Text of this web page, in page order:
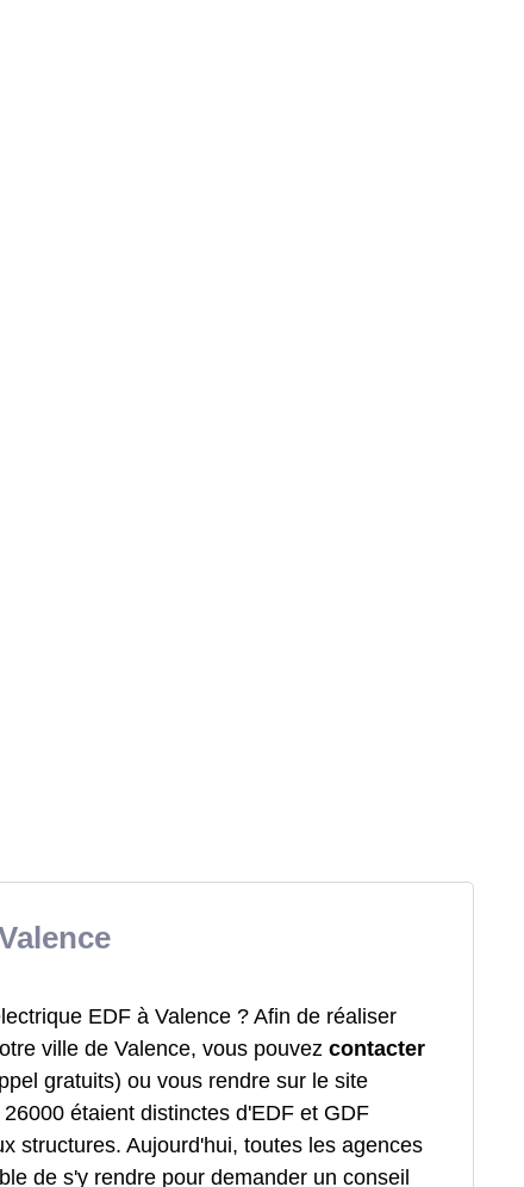
EDF à Valence ? Afin de réaliser
ville de Valence, vous pouvez contacter
gratuits) ou vous rendre sur le site
étaient distinctes d'EDF et GDF
structures. Aujourd'hui, toutes les agences
de s'y rendre pour demander un conseil